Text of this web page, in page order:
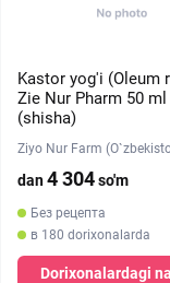
Kastor yog'i (Oleum
Zie Nur Pharm 50 ml
(shisha)
Ziyo Nur Farm
dan4 304so'm
Без рецепта
в 180 dorixonalarda
Dorixonalardagi